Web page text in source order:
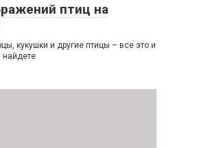
птиц на
кукушки и другие птицы – все это и
найдете